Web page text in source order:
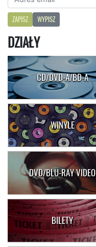
ZAPISZ WYPISZ
DZIAŁY
CD/DVD-A/BD-A
WINYLE
DVD/BLU-RAY VIDEO
BILETY